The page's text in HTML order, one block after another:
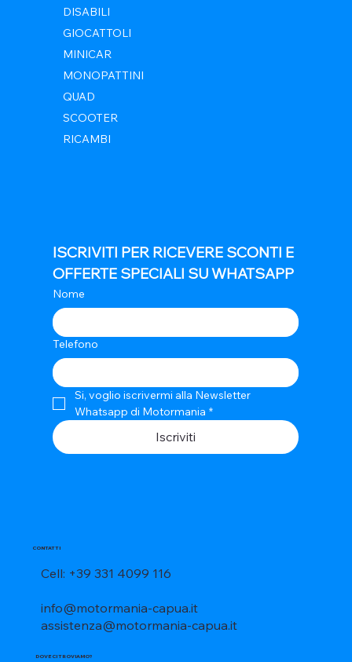
DISABILI
GIOCATTOLI
MINICAR
MONOPATTINI
QUAD
SCOOTER
RICAMBI
CONTATTI
Cell: +39 331 4099 116
info@motormania-capua.it
assistenza@motormania-capua.it
DOVE CI TROVIAMO?
ISCRIVITI PER RICEVERE SCONTI E
OFFERTE SPECIALI SU WHATSAPP
Nome
Telefono
Si, voglio iscrivermi alla Newsletter
Whatsapp di Motormania *
Iscriviti